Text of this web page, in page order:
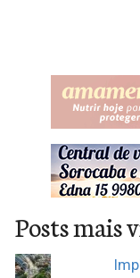
Posts mais